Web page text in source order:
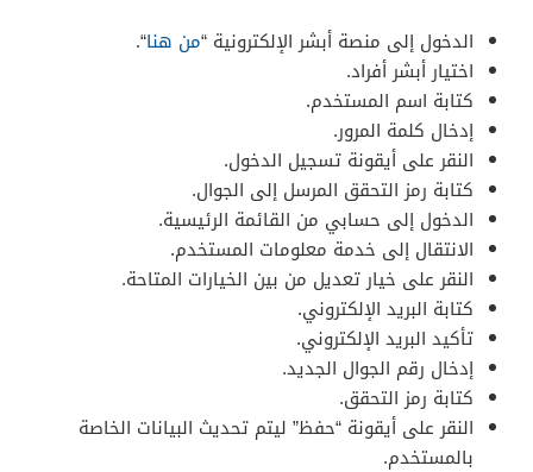
الدخول إلى منصة أبشر الإلكترونية “من هنا“.
اختيار أبشر أفراد.
كتابة اسم المستخدم.
إدخال كلمة المرور.
النقر على أيقونة تسجيل الدخول.
كتابة رمز التحقق المرسل إلى الجوال.
الدخول إلى حسابي من القائمة الرئيسية.
الانتقال إلى خدمة معلومات المستخدم.
النقر على خيار تعديل من بين الخيارات المتاحة.
كتابة البريد الإلكتروني.
تأكيد البريد الإلكتروني.
إدخال رقم الجوال الجديد.
كتابة رمز التحقق.
النقر على أيقونة “حفظ” ليتم تحديث البيانات الخاصة
بالمستخدم.